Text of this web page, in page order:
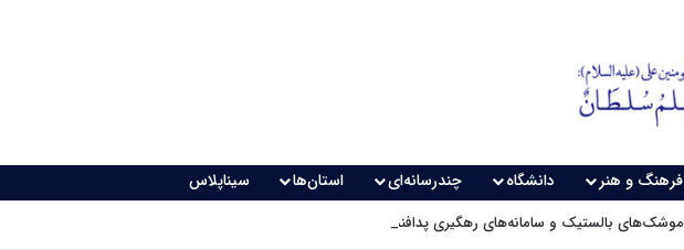
فرهنگ و هنر دانشگاه چندرسانه‌ای استان‌ها سیناپلاس
موشک‌های بالستیک و سامانه‌های رهگیری پدافندی چگونه کار می کنند؟